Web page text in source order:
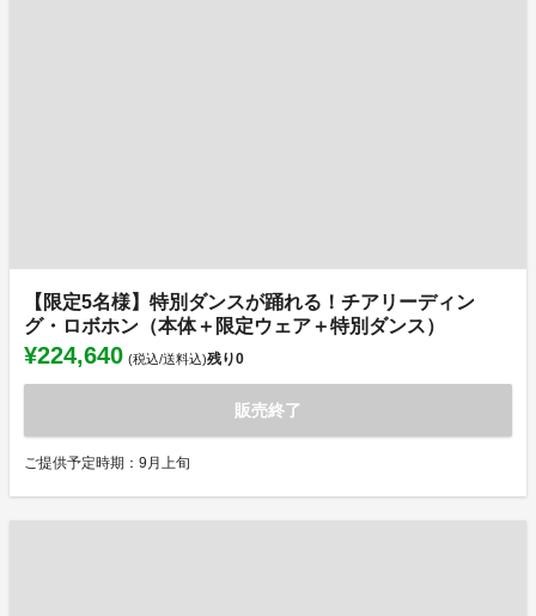
【限定5名様】特別ダンスが踊れる！チアリーディン
グ・ロボホン（本体＋限定ウェア＋特別ダンス）
¥224,640 (税込/送料込)残り0
販売終了
ご提供予定時期：9月上旬